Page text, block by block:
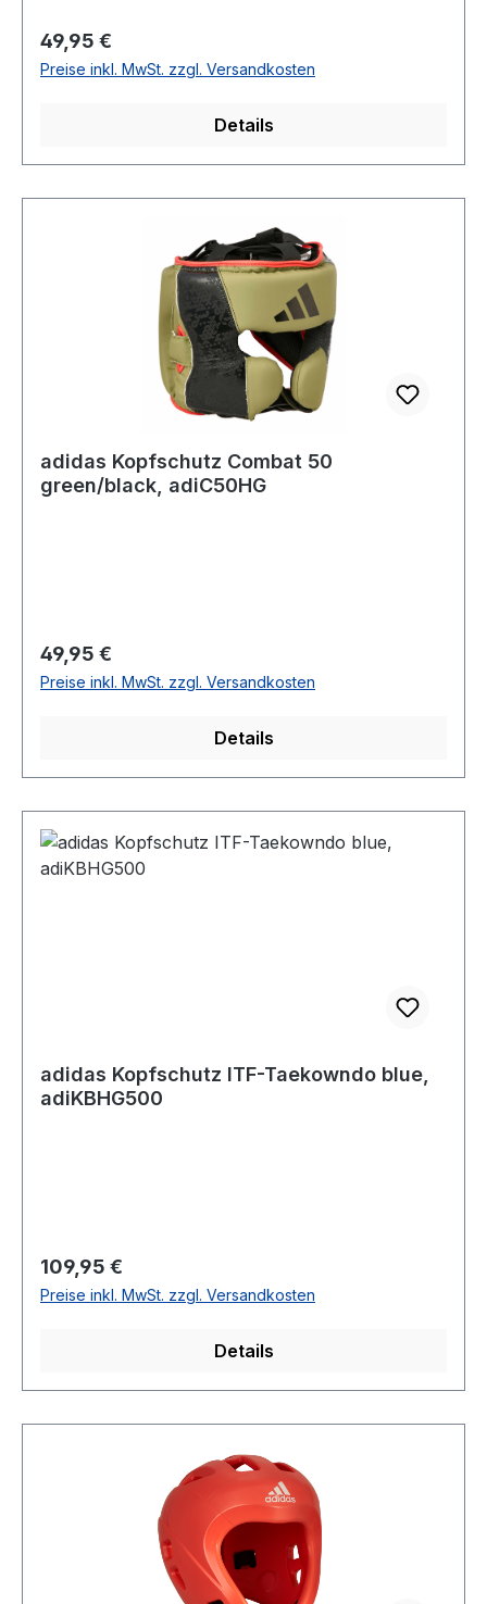
Regulärer Preis:
49,95 €
Preise inkl. MwSt. zzgl. Versandkosten
Details
adidas Kopfschutz Combat 50
green/black, adiC50HG
Regulärer Preis:
49,95 €
Preise inkl. MwSt. zzgl. Versandkosten
Details
adidas Kopfschutz ITF-Taekowndo blue,
adiKBHG500
Regulärer Preis:
109,95 €
Preise inkl. MwSt. zzgl. Versandkosten
Details